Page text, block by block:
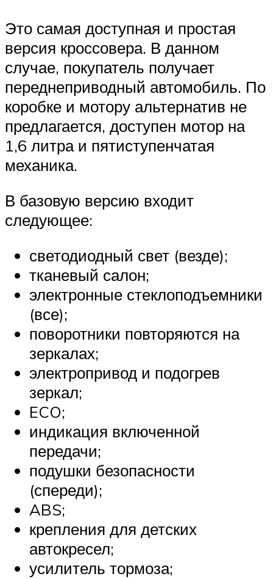
Это самая доступная и простая
версия кроссовера. В данном
случае, покупатель получает
переднеприводный автомобиль. По
коробке и мотору альтернатив не
предлагается, доступен мотор на
1,6 литра и пятиступенчатая
механика.
В базовую версию входит
следующее:
светодиодный свет (везде);
тканевый салон;
электронные стеклоподъемники
(все);
поворотники повторяются на
зеркалах;
электропривод и подогрев
зеркал;
ECO;
индикация включенной
передачи;
подушки безопасности
(спереди);
ABS;
крепления для детских
автокресел;
усилитель тормоза;